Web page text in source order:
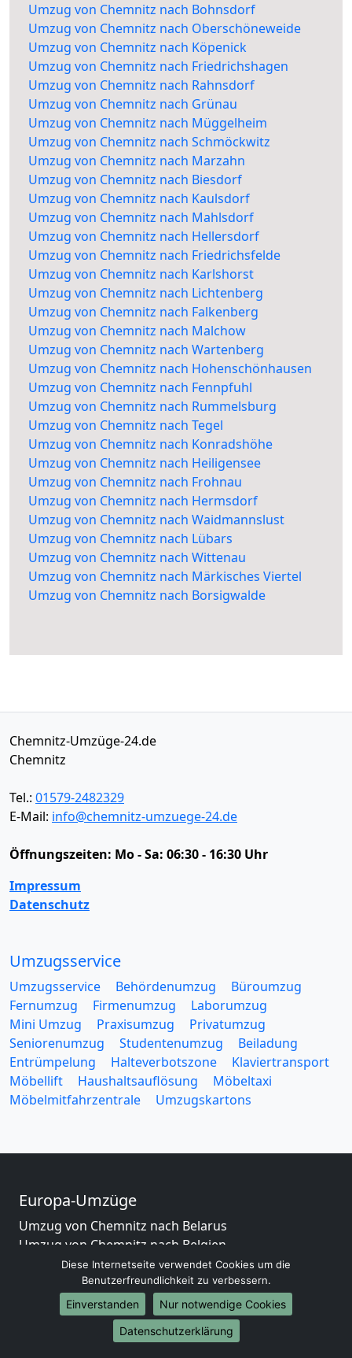
Umzug von Chemnitz nach Bohnsdorf
Umzug von Chemnitz nach Oberschöneweide
Umzug von Chemnitz nach Köpenick
Umzug von Chemnitz nach Friedrichshagen
Umzug von Chemnitz nach Rahnsdorf
Umzug von Chemnitz nach Grünau
Umzug von Chemnitz nach Müggelheim
Umzug von Chemnitz nach Schmöckwitz
Umzug von Chemnitz nach Marzahn
Umzug von Chemnitz nach Biesdorf
Umzug von Chemnitz nach Kaulsdorf
Umzug von Chemnitz nach Mahlsdorf
Umzug von Chemnitz nach Hellersdorf
Umzug von Chemnitz nach Friedrichsfelde
Umzug von Chemnitz nach Karlshorst
Umzug von Chemnitz nach Lichtenberg
Umzug von Chemnitz nach Falkenberg
Umzug von Chemnitz nach Malchow
Umzug von Chemnitz nach Wartenberg
Umzug von Chemnitz nach Hohenschönhausen
Umzug von Chemnitz nach Fennpfuhl
Umzug von Chemnitz nach Rummelsburg
Umzug von Chemnitz nach Tegel
Umzug von Chemnitz nach Konradshöhe
Umzug von Chemnitz nach Heiligensee
Umzug von Chemnitz nach Frohnau
Umzug von Chemnitz nach Hermsdorf
Umzug von Chemnitz nach Waidmannslust
Umzug von Chemnitz nach Lübars
Umzug von Chemnitz nach Wittenau
Umzug von Chemnitz nach Märkisches Viertel
Umzug von Chemnitz nach Borsigwalde
Chemnitz-Umzüge-24.de
Chemnitz
Tel.: 01579-2482329
E-Mail: info@chemnitz-umzuege-24.de
Öffnungszeiten: Mo - Sa: 06:30 - 16:30 Uhr
Impressum
Datenschutz
Umzugsservice
Umzugsservice Behördenumzug
Büroumzug
Fernumzug
Firmenumzug
Laborumzug
Mini Umzug
Praxisumzug
Privatumzug
Seniorenumzug
Studentenumzug
Beiladung
Entrümpelung
Halteverbotszone
Klaviertransport
Möbellift
Haushaltsauflösung
Möbeltaxi
Möbelmitfahrzentrale
Umzugskartons
Europa-Umzüge
Umzug von Chemnitz nach Belarus
Umzug von Chemnitz nach Belgien
Umzug von Chemnitz nach Bulgarien
Umzug von Chemnitz nach Dänemark
Umzug von Chemnitz nach England
Umzug von Chemnitz nach Portugal
Umzug von Chemnitz nach Bosnien
Diese Internetseite verwendet Cookies um die
Benutzerfreundlichkeit zu verbessern.
Einverstanden
Nur notwendige Cookies
Datenschutzerklärung